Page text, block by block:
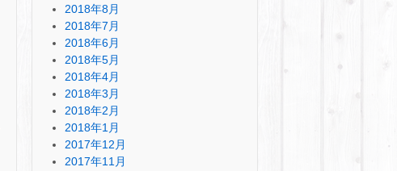
2018年8月
2018年7月
2018年6月
2018年5月
2018年4月
2018年3月
2018年2月
2018年1月
2017年12月
2017年11月